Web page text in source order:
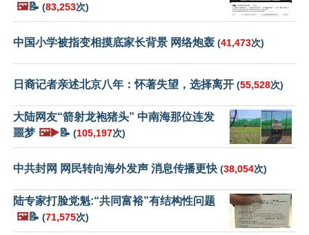
🖼️📝 (83,253次)
中国小学被指变相摸底家长背景 网络炮轰 (41,473次)
日裔记者亲述北京八年：怀著失望，选择离开 (55,528次)
大陆网友“箭射龙袍猪头” 中南海那位连发
噩梦 🖼️▶️📝 (105,197次)
中共封网 网民转向海外发声 消息传播更快 (38,054次)
陆专家打脸党魁:“共同富裕”有结构性问题
🖼️📝 (71,575次)